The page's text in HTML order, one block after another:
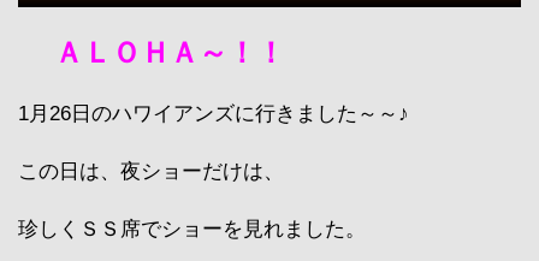
ＡＬＯＨＡ～！！
1月26日のハワイアンズに行きました～～♪
この日は、夜ショーだけは、
珍しくＳＳ席でショーを見れました。